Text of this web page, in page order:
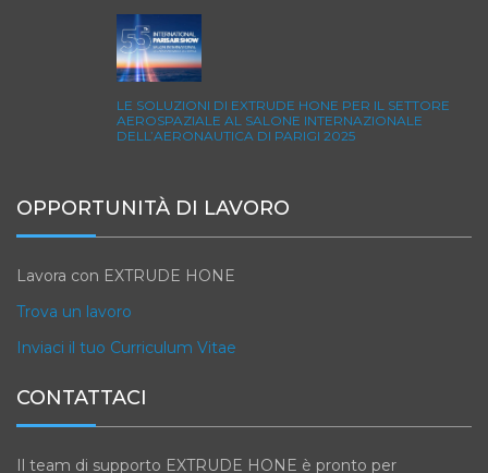
LE SOLUZIONI DI EXTRUDE HONE PER IL SETTORE
AEROSPAZIALE AL SALONE INTERNAZIONALE
DELL’AERONAUTICA DI PARIGI 2025
OPPORTUNITÀ DI LAVORO
Lavora con EXTRUDE HONE
Trova un lavoro
Inviaci il tuo Curriculum Vitae
CONTATTACI
Il team di supporto EXTRUDE HONE è pronto per